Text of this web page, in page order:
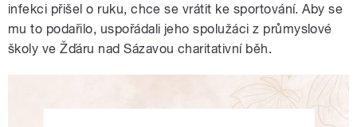
infekci přišel o ruku, chce se vrátit ke sportování. Aby se
mu to podařilo, uspořádali jeho spolužáci z průmyslové
školy ve Žďáru nad Sázavou charitativní běh.